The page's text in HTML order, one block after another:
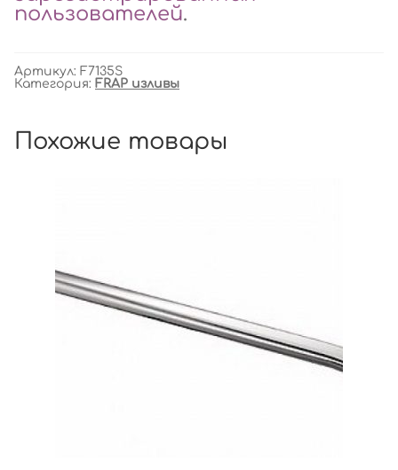
пользователей.
Артикул: F7135S
Категория: FRAP изливы
Похожие товары